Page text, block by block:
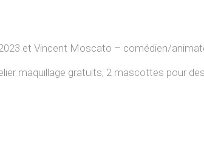
et Vincent Moscato – comédien/
maquillage gratuits, 2 mascottes pour